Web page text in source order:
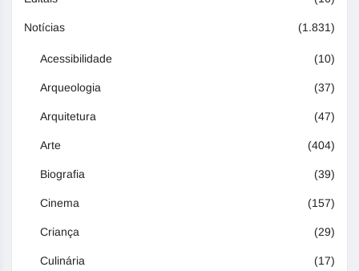
Notícias (1.831)
Acessibilidade (10)
Arqueologia (37)
Arquitetura (47)
Arte (404)
Biografia (39)
Cinema (157)
Criança (29)
Culinária (17)